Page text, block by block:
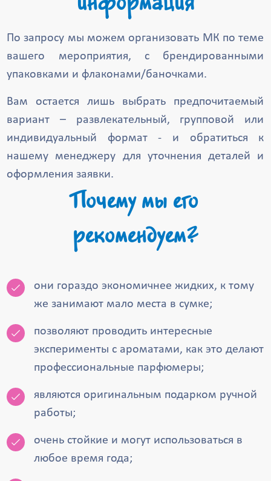
По запросу мы можем организовать МК по теме
вашего мероприятия, с брендированными
упаковками и флаконами/баночками.
Вам остается лишь выбрать предпочитаемый
вариант – развлекательный, групповой или
индивидуальный формат - и обратиться к
нашему менеджеру для уточнения деталей и
оформления заявки.
Почему мы его
рекомендуем?
они гораздо экономичнее жидких, к тому
же занимают мало места в сумке;
позволяют проводить интересные
эксперименты с ароматами, как это делают
профессиональные парфюмеры;
являются оригинальным подарком ручной
работы;
очень стойкие и могут использоваться в
любое время года;